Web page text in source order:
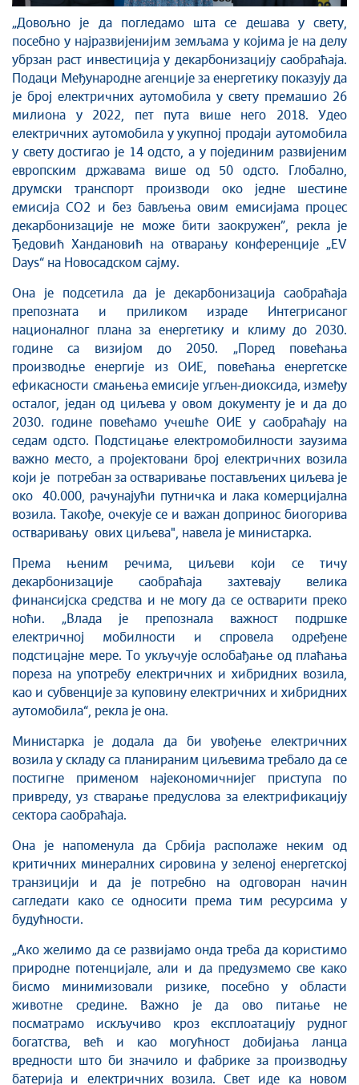
„Довољно је да погледамо шта се дешава у свету,
посебно у најразвијенијим земљама у којима је на делу
убрзан раст инвестиција у декарбонизацију саобраћаја.
Подаци Међународне агенције за енергетику показују да
је број електричних аутомобила у свету премашио 26
милиона у 2022, пет пута више него 2018. Удео
електричних аутомобила у укупној продаји аутомобила
у свету достигао је 14 одсто, а у појединим развијеним
европским државама више од 50 одсто. Глобално,
друмски транспорт производи око једне шестине
емисија CO2 и без бављења овим емисијама процес
декарбонизације не може бити заокружен”, рекла је
Ђедовић Хандановић на отварању конференције „EV
Days“ на Новосадском сајму.
Она је подсетила да је декарбонизација саобраћаја
препозната и приликом израде Интегрисаног
националног плана за енергетику и климу до 2030.
године са визијом до 2050. „Поред повећања
производње енергије из ОИЕ, повећања енергетске
ефикасности смањења емисије угљен-диоксида, између
осталог, један од циљева у овом документу је и да до
2030. године повећамо учешће ОИЕ у саобраћају на
седам одсто. Подстицање електромобилности заузима
важно место, а пројектовани број електричних возила
који је потребан за остваривање постављених циљева је
око 40.000, рачунајући путничка и лака комерцијална
возила. Такође, очекује се и важан допринос биогорива
остваривању ових циљева", навела је министарка.
Према њеним речима, циљеви који се тичу
декарбонизације саобраћаја захтевају велика
финансијска средства и не могу да се остварити преко
ноћи. „Влада је препознала важност подршке
електричној мобилности и спровела одређене
подстицајне мере. То укључује ослобађање од плаћања
пореза на употребу електричних и хибридних возила,
као и субвенције за куповину електричних и хибридних
аутомобила“, рекла је она.
Министарка је додала да би увођење електричних
возила у складу са планираним циљевима требало да се
постигне применом најекономичнијег приступа по
привреду, уз стварање предуслова за електрификацију
сектора саобраћаја.
Она је напоменула да Србија располаже неким од
критичних минералних сировина у зеленој енергетској
транзицији и да је потребно на одговоран начин
сагледати како се односити према тим ресурсима у
будућности.
„Ако желимо да се развијамо онда треба да користимо
природне потенцијале, али и да предузмемо све како
бисмо минимизовали ризике, посебно у области
животне средине. Важно је да ово питање не
посматрамо искључиво кроз експлоатацију рудног
богатства, већ и као могућност добијања ланца
вредности што би значило и фабрике за производњу
батерија и електричних возила. Свет иде ка новом